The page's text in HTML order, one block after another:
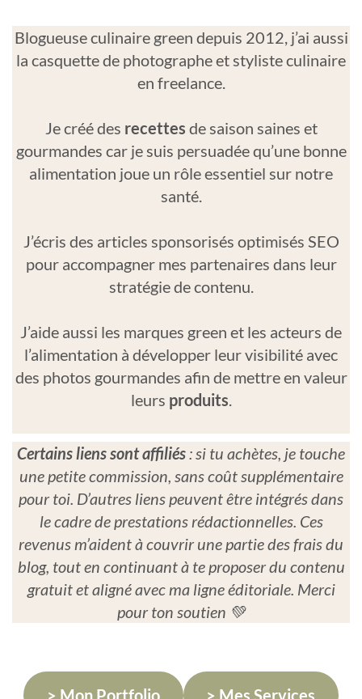
Blogueuse culinaire green depuis 2012, j’ai aussi
la casquette de photographe et styliste culinaire
en freelance.
Je créé des recettes de saison saines et
gourmandes car je suis persuadée qu’une bonne
alimentation joue un rôle essentiel sur notre
santé.
J’écris des articles sponsorisés optimisés SEO
pour accompagner mes partenaires dans leur
stratégie de contenu.
J’aide aussi les marques green et les acteurs de
l’alimentation à développer leur visibilité avec
des photos gourmandes afin de mettre en valeur
leurs produits.
Certains liens sont affiliés: si tu achètes, je touche
une petite commission, sans coût supplémentaire
pour toi. D’autres liens peuvent être intégrés dans
le cadre de prestations rédactionnelles. Ces
revenus m’aident à couvrir une partie des frais du
blog, tout en continuant à te proposer du contenu
gratuit et aligné avec ma ligne éditoriale. Merci
pour ton soutien 💚